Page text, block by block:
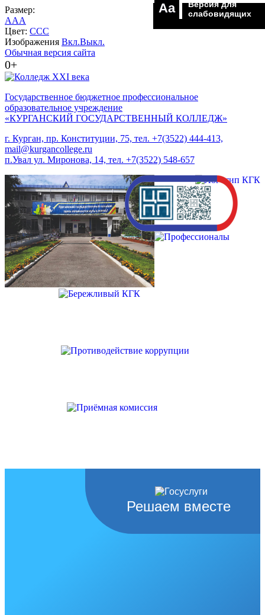
Размер:
AAA
Цвет: CCC
Изображения Вкл.Выкл.
Обычная версия сайта
0+
Aa
Версия для
слабовидящих
Государственное бюджетное профессиональное
образовательное учреждение
«КУРГАНСКИЙ ГОСУДАРСТВЕННЫЙ КОЛЛЕДЖ»
г. Курган, пр. Конституции, 75, тел. +7(3522) 444-413,
mail@kurgancollege.ru
п.Увал ул. Миронова, 14, тел. +7(3522) 548-657
Решаем вместе